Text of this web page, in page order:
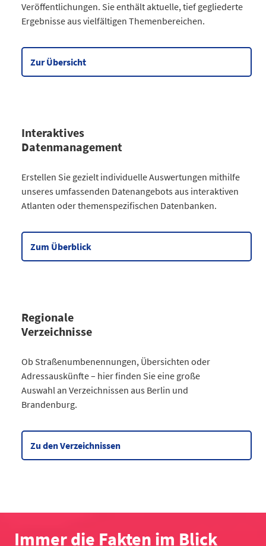
Datentabelle zum Diagramm
Bevölkerung 30
Gesellschaft 64
Veröffentlichungen. Sie enthält aktuelle, tief gegliederte
Ergebnisse aus vielfältigen Themenbereichen.
Zur Übersicht
Interaktives
Datenmanagement
Datentabelle zum Diagramm
Kategorie
Atlanten
Kommunales
3
Gesellschaftliches2
Erstellen Sie gezielt individuelle Auswertungen mithilfe
unseres umfassenden Datenangebots aus interaktiven
Atlanten oder themenspezifischen Datenbanken.
Zum Überblick
Regionale
Verzeichnisse
KategorieStraßenumbenennungen Berlin
2013
7
2014
8
2015
8
2022
2
Ob Straßenumbenennungen, Übersichten oder
Adressauskünfte – hier finden Sie eine große
Auswahl an Verzeichnissen aus Berlin und
Brandenburg.
Zu den Verzeichnissen
Immer die Fakten im Blick